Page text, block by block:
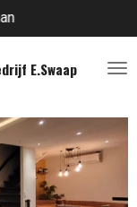
E.Swaap